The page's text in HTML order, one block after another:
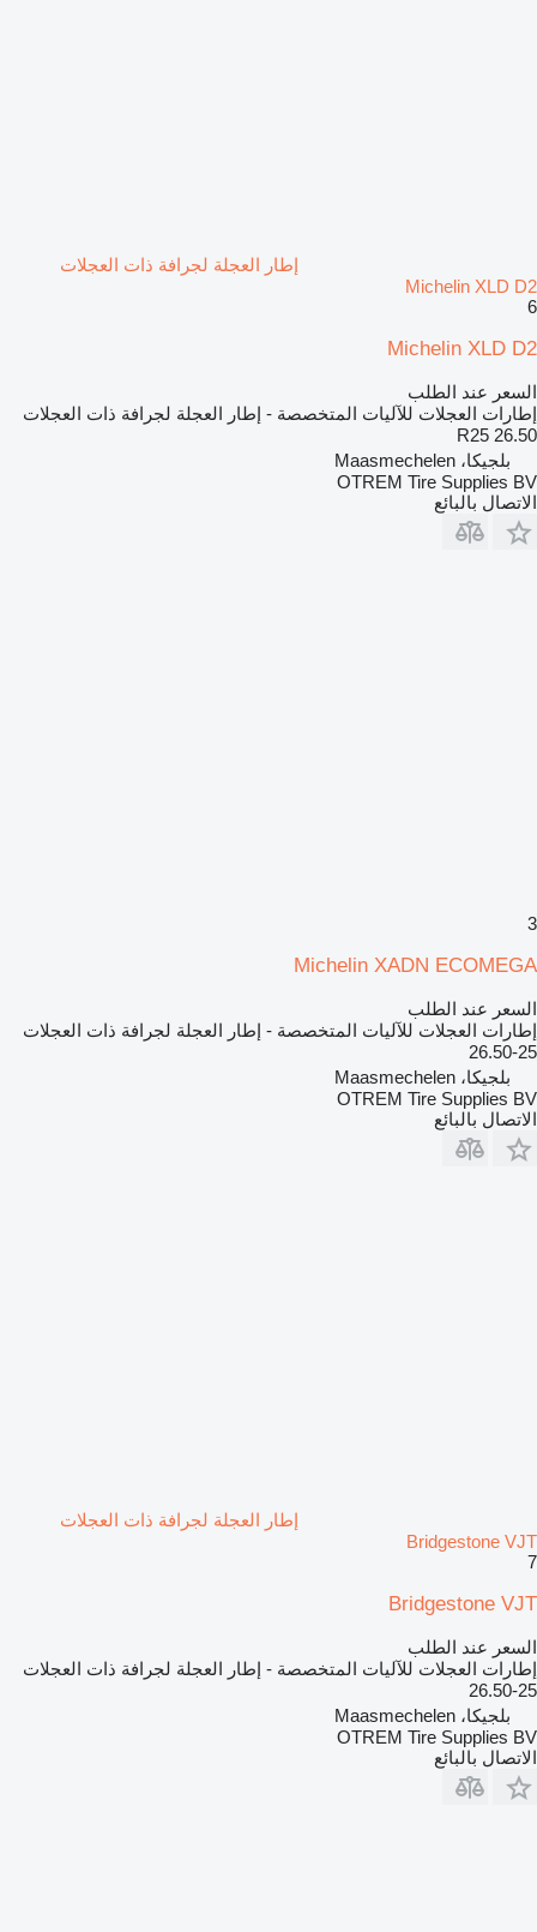
إطار العجلة لجرافة ذات العجلات
Michelin XLD D2
6
Michelin XLD D2
السعر عند الطلب
إطارات العجلات للآليات المتخصصة - إطار العجلة لجرافة ذات العجلات
26.50 R25
بلجيكا، Maasmechelen
OTREM Tire Supplies BV
الاتصال بالبائع
3
Michelin XADN ECOMEGA
السعر عند الطلب
إطارات العجلات للآليات المتخصصة - إطار العجلة لجرافة ذات العجلات
26.50-25
بلجيكا، Maasmechelen
OTREM Tire Supplies BV
الاتصال بالبائع
إطار العجلة لجرافة ذات العجلات
Bridgestone VJT
7
Bridgestone VJT
السعر عند الطلب
إطارات العجلات للآليات المتخصصة - إطار العجلة لجرافة ذات العجلات
26.50-25
بلجيكا، Maasmechelen
OTREM Tire Supplies BV
الاتصال بالبائع